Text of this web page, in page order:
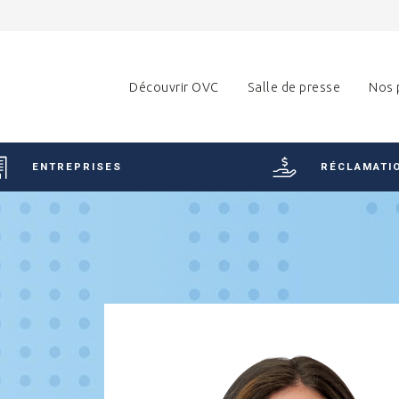
Découvrir OVC Salle de presse Nos
ENTREPRISES